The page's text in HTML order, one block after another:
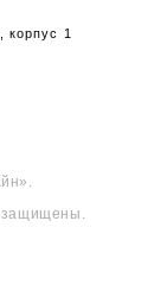
корпус 1
защищены.